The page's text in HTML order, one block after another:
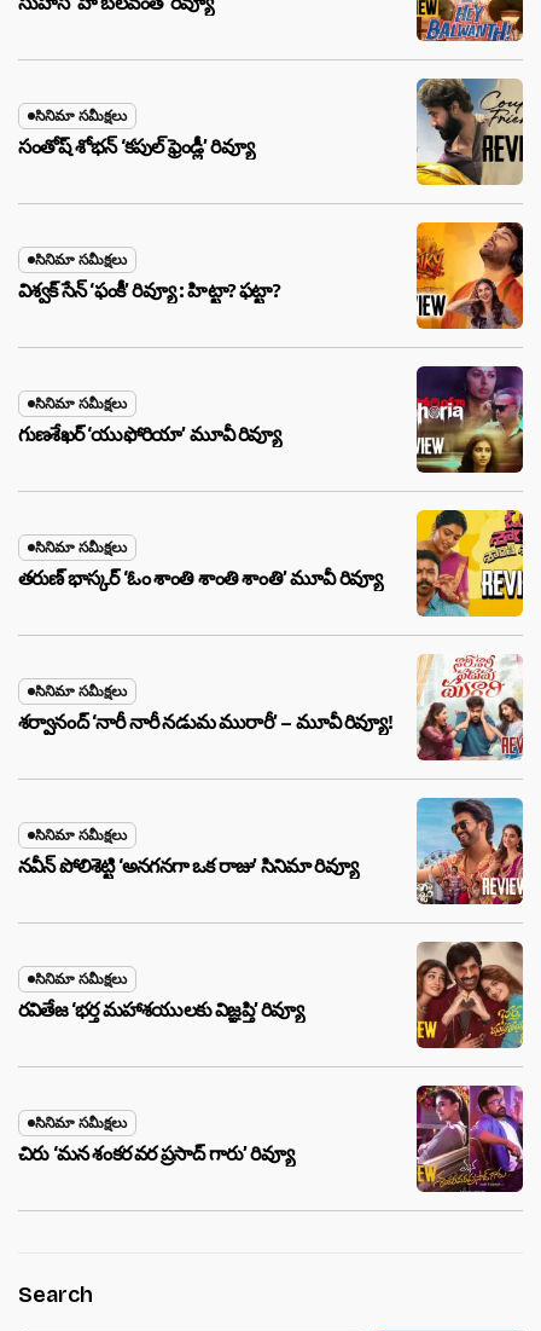
సినిమా సమీక్షలు
సంతోష్ శోభన్ ‘కపుల్ ఫ్రెండ్లీ’ రివ్యూ
సినిమా సమీక్షలు
విశ్వక్ సేన్ ‘ఫంకీ’ రివ్యూ : హిట్టా? ఫట్టా?
సినిమా సమీక్షలు
గుణశేఖర్ ‘యుఫోరియా’ మూవీ రివ్యూ
సినిమా సమీక్షలు
తరుణ్ భాస్కర్ ‘ఓం శాంతి శాంతి శాంతి’ మూవీ రివ్యూ
సినిమా సమీక్షలు
శర్వానంద్ ‘నారీ నారీ నడుమ మురారీ’ – మూవీ రివ్యూ!
సినిమా సమీక్షలు
నవీన్ పోలిశెట్టి ‘అనగనగా ఒక రాజు’ సినిమా రివ్యూ
సినిమా సమీక్షలు
రవితేజ ‘భర్త మహాశయులకు విజ్ఞప్తి’ రివ్యూ
సినిమా సమీక్షలు
చిరు ‘మ‌న శంక‌ర వ‌ర ప్ర‌సాద్ గారు’ రివ్యూ
Search